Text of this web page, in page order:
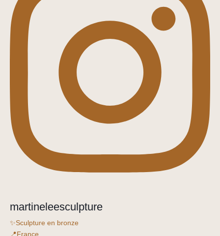
martineleesculpture
✨Sculpture en bronze
📍France